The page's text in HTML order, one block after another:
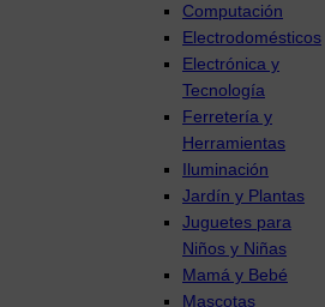
Computación
Electrodomésticos
Electrónica y
Tecnología
Ferretería y
Herramientas
Iluminación
Jardín y Plantas
Juguetes para
Niños y Niñas
Mamá y Bebé
Mascotas